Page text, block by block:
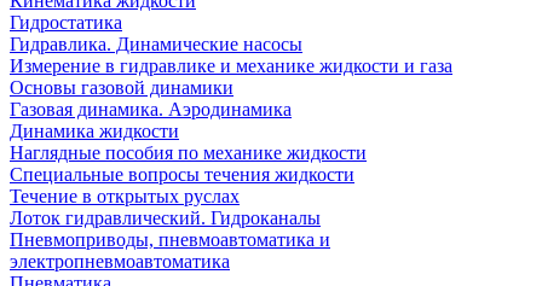
Гидростатика
Гидравлика. Динамические насосы
Измерение в гидравлике и механике жидкости и газа
Основы газовой динамики
Газовая динамика. Аэродинамика
Динамика жидкости
Наглядные пособия по механике жидкости
Специальные вопросы течения жидкости
Течение в открытых руслах
Лоток гидравлический. Гидроканалы
Пневмоприводы, пневмоавтоматика и
электропневмоавтоматика